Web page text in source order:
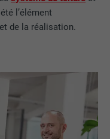
l’élément
de la réalisation.